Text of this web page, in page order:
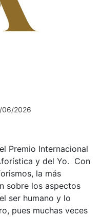
06/2026
Premio Internacional
y del Yo. Con
la más
sobre los aspectos
ser humano y lo
pues muchas veces